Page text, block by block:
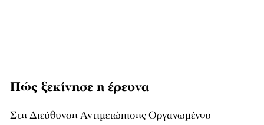
Πώς ξεκίνησε η έρευνα
Στη Διεύθυνση Αντιμετώπισης Οργανωμένου